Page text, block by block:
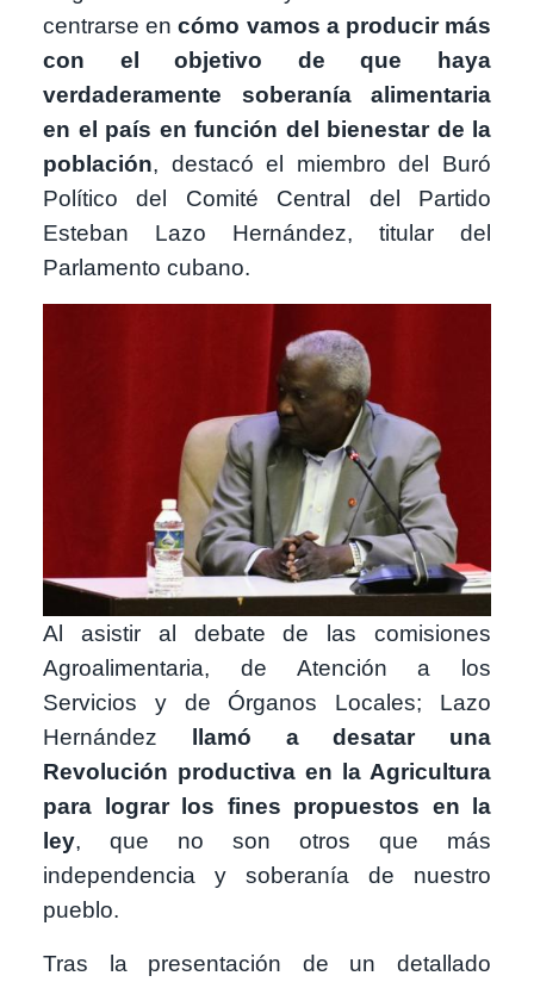
centrarse encómo vamos a producir más
con el objetivo de que haya
verdaderamente soberanía alimentaria
en el país en función del bienestar de la
población, destacó el miembro del Buró
Político del Comité Central del Partido
Esteban Lazo Hernández, titular del
Parlamento cubano.
Al asistir al debate de las comisiones
Agroalimentaria, de Atención a los
Servicios y de Órganos Locales; Lazo
Hernández
llamó a desatar una
Revolución productiva en la Agricultura
para lograr los fines propuestos en la
ley, que no son otros que más
independencia y soberanía de nuestro
pueblo.
Tras la presentación de un detallado